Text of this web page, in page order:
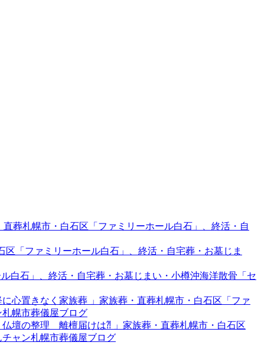
葬札幌市・白石区「ファミリーホール白石」、終活・自
「ファミリーホール白石」、終活・自宅葬・お墓じま
白石」、終活・自宅葬・お墓じまい・小樽沖海洋散骨「セ
心置きなく家族葬 」家族葬・直葬札幌市・白石区「ファ
幌市葬儀屋ブログ
仏壇の整理 離檀届けは⁈ 」家族葬・直葬札幌市・白石区
ャン札幌市葬儀屋ブログ